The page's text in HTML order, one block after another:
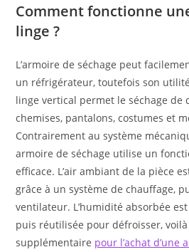
Comment fonctionne
linge ?
L’armoire de séchage peut
un réfrigérateur, toutefois son
linge vertical permet le séchage de
chemises, pantalons, costumes et
Contrairement au système
armoire de séchage utilise un
efficace. L’air ambiant de la pièce
grâce à un système de chauffage,
ventilateur. L’humidité absorbée
puis réutilisée pour défroisser,
supplémentaire pour l’achat d’une